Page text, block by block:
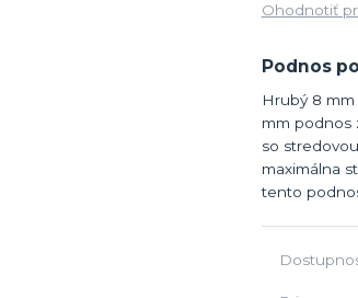
Ohodnotiť
Podnos
Hrubý 8
mm podnos
so
maximálna
tento podnos